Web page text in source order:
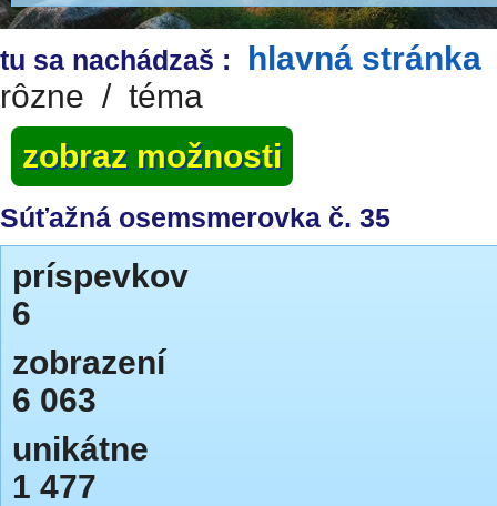
tu sa nachádzaš : hlavná stránka
rôzne / téma
zobraz možnosti
Súťažná osemsmerovka č. 35
príspevkov
6
zobrazení
6 063
unikátne
1 477